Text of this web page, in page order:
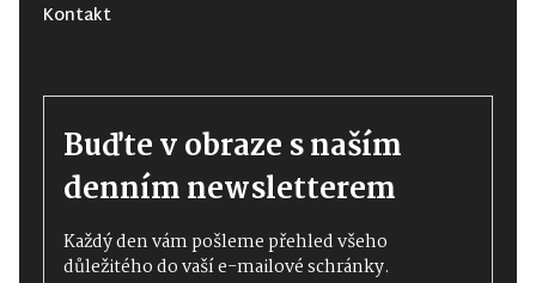
Kontakt
Buďte v obraze s naším
denním newsletterem
Každý den vám pošleme přehled všeho
důležitého do vaší e-mailové schránky.